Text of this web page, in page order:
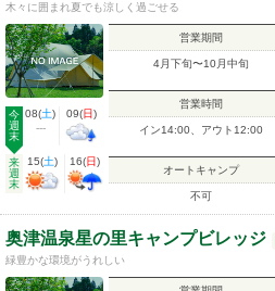
木々に囲まれ夏でも涼しく過ごせる
今
週
末
08(土)
---
09(日)
来
週
末
15(土) 16(日)
営業期間
4月下旬〜10月中旬
営業時間
イン14:00、アウト12:00
オートキャンプ
不可
奥津温泉星の里キャンプビレッジ
緑豊かな環境がうれしい